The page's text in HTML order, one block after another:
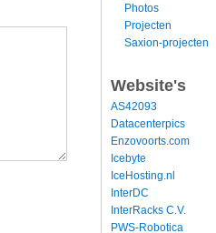
Photos
Projecten
Saxion-projecten
Website's
AS42093
Datacenterpics
Enzovoorts.com
Icebyte
IceHosting.nl
InterDC
InterRacks C.V.
PWS-Robotica